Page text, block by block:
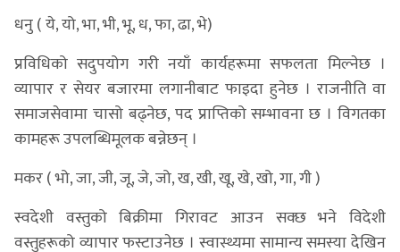
धनु ( ये, यो, भा, भी, भू, ध, फा, ढा, भे)
प्रविधिको सदुपयोग गरी नयाँ कार्यहरूमा सफलता मिल्नेछ ।
व्यापार र सेयर बजारमा लगानीबाट फाइदा हुनेछ । राजनीति वा
समाजसेवामा चासो बढ्नेछ, पद प्राप्तिको सम्भावना छ । विगतका
कामहरू उपलब्धिमूलक बन्नेछन् ।
मकर ( भो, जा, जी, जू, जे, जो, ख, खी, खू, खे, खो, गा, गी )
स्वदेशी वस्तुको बिक्रीमा गिरावट आउन सक्छ भने विदेशी
वस्तुहरूको व्यापार फस्टाउनेछ । स्वास्थ्यमा सामान्य समस्या देखिन